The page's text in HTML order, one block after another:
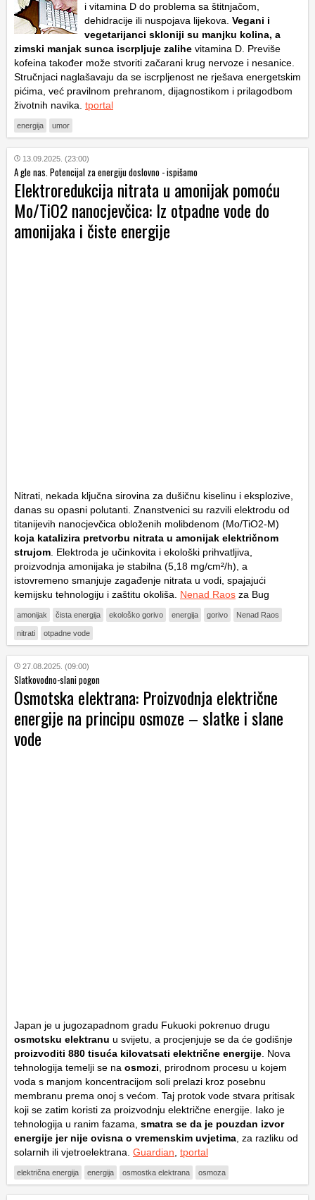
i vitamina D do problema sa štitnjačom,
dehidracije ili nuspojava lijekova. Vegani i
vegetarijanci skloniji su manjku kolina, a
zimski manjak sunca iscrpljuje zalihe vitamina D. Previše
kofeina također može stvoriti začarani krug nervoze i nesanice.
Stručnjaci naglašavaju da se iscrpljenost ne rješava energetskim
pićima, već pravilnom prehranom, dijagnostikom i prilagodbom
životnih navika. tportal
energija umor
13.09.2025. (23:00)
A gle nas. Potencijal za energiju doslovno - ispišamo
Elektroredukcija nitrata u amonijak pomoću
Mo/TiO2 nanocjevčica: Iz otpadne vode do
amonijaka i čiste energije
Nitrati, nekada ključna sirovina za dušičnu kiselinu i eksplozive,
danas su opasni polutanti. Znanstvenici su razvili elektrodu od
titanijevih nanocjevčica obloženih molibdenom (Mo/TiO2-M)
koja katalizira pretvorbu nitrata u amonijak električnom
strujom . Elektroda je učinkovita i ekološki prihvatljiva,
proizvodnja amonijaka je stabilna (5,18 mg/cm²/h), a
istovremeno smanjuje zagađenje nitrata u vodi, spajajući
kemijsku tehnologiju i zaštitu okoliša. Nenad Raos za Bug
amonijak čista energija ekološko gorivo energija gorivo Nenad Raos
nitrati otpadne vode
27.08.2025. (09:00)
Slatkovodno-slani pogon
Osmotska elektrana: Proizvodnja električne
energije na principu osmoze – slatke i slane
vode
Japan je u jugozapadnom gradu Fukuoki pokrenuo drugu
osmotsku elektranu u svijetu, a procjenjuje se da će godišnje
proizvoditi 880 tisuća kilovatsati električne energije . Nova
tehnologija temelji se na osmozi , prirodnom procesu u kojem
voda s manjom koncentracijom soli prelazi kroz posebnu
membranu prema onoj s većom. Taj protok vode stvara pritisak
koji se zatim koristi za proizvodnju električne energije. Iako je
tehnologija u ranim fazama, smatra se da je pouzdan izvor
energije jer nije ovisna o vremenskim uvjetima , za razliku od
solarnih ili vjetroelektrana. Guardian tportal
električna energija energija osmostka elektrana osmoza